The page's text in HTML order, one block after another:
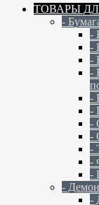
ТОВАРЫ
-
-
-
-
-
-
-
-
-
-
-
-
-
-